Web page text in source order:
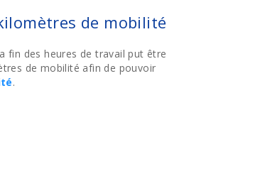
de mobilité
fin des heures de travail put être
de mobilité afin de pouvoir
.